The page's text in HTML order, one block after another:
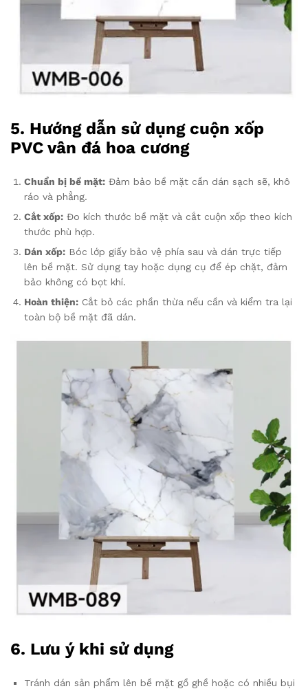
5. Hướng dẫn sử dụng cuộn xốp
PVC vân đá hoa cương
Chuẩn bị bề mặt: Đảm bảo bề mặt cần dán sạch sẽ, khô
ráo và phẳng.
Cắt xốp: Đo kích thước bề mặt và cắt cuộn xốp theo kích
thước phù hợp.
Dán xốp: Bóc lớp giấy bảo vệ phía sau và dán trực tiếp
lên bề mặt. Sử dụng tay hoặc dụng cụ để ép chặt, đảm
bảo không có bọt khí.
Hoàn thiện: Cắt bỏ các phần thừa nếu cần và kiểm tra lại
toàn bộ bề mặt đã dán.
6. Lưu ý khi sử dụng
Tránh dán sản phẩm lên bề mặt gồ ghề hoặc có nhiều bụi